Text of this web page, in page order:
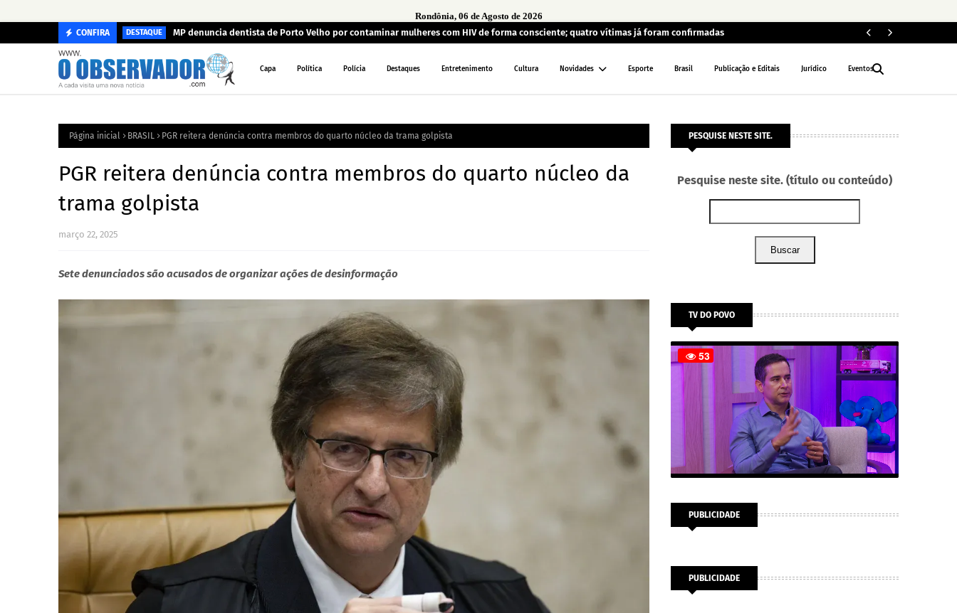
Rondônia, 06 de Agosto de 2026
CONFIRA DESTAQUE MP denuncia dentista de Porto Velho por contaminar mulheres com HIV de forma consciente; quatro vítimas já foram confirmadas
Capa Política Polícia Destaques Entretenimento Cultura Novidades Esporte Brasil Publicação e Editais Jurídico Eventos
Página inicial BRASIL PGR reitera denúncia contra membros do quarto núcleo da trama golpista
PGR reitera denúncia contra membros do quarto núcleo da
trama golpista
março 22, 2025
Sete denunciados são acusados de organizar ações de desinformação
PESQUISE NESTE SITE.
Pesquise neste site. (título ou conteúdo)
Buscar
TV DO POVO
PUBLICIDADE
PUBLICIDADE